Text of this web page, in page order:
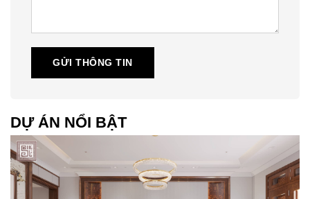
GỬI THÔNG TIN
DỰ ÁN NỔI BẬT